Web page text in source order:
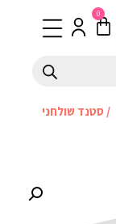
0
/ סטנד שולחני